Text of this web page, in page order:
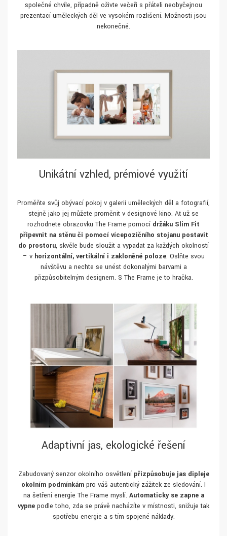
společné chvíle, případně oživte večeři s přáteli neobyčejnou
prezentací uměleckých děl ve vysokém rozlišení. Možnosti jsou
nekonečné.
Unikátní vzhled, prémiové využití
Proměňte svůj obývací pokoj v galerii uměleckých děl a fotografií,
stejně jako jej můžete proměnit v designové kino. Ať už se
rozhodnete obrazovku The Frame pomocí držáku Slim Fit
připevnit na stěnu či pomocí vícepozičního stojanu postavit
do prostoru, skvěle bude sloužit a vypadat za každých okolností
– v horizontální, vertikální i zakloněné poloze. Oslňte svou
návštěvu a nechte se unést dokonalými barvami a
přizpůsobitelným designem. S The Frame je to hračka.
Adaptivní jas, ekologické řešení
Zabudovaný senzor okolního osvětlení přizpůsobuje jas dipleje
okolním podmínkám pro váš autentický zážitek ze sledování. I
na šetření energie The Frame myslí. Automaticky se zapne a
vypne podle toho, zda se právě nacházíte v místnosti, snižuje tak
spotřebu energie a s tím spojené náklady.